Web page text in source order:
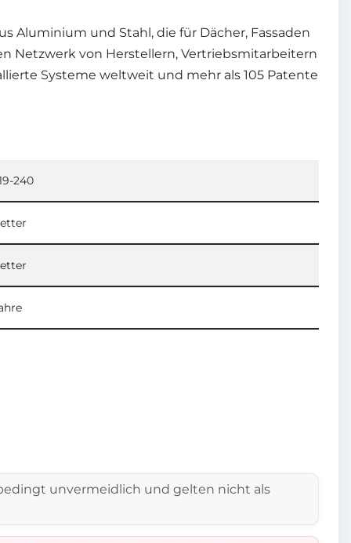
Aluminium und Stahl, die für Dächer, Fassaden
Netzwerk von Herstellern, Vertriebsmitarbeitern
Systeme weltweit und mehr als 105 Patente
240
unvermeidlich und gelten nicht als